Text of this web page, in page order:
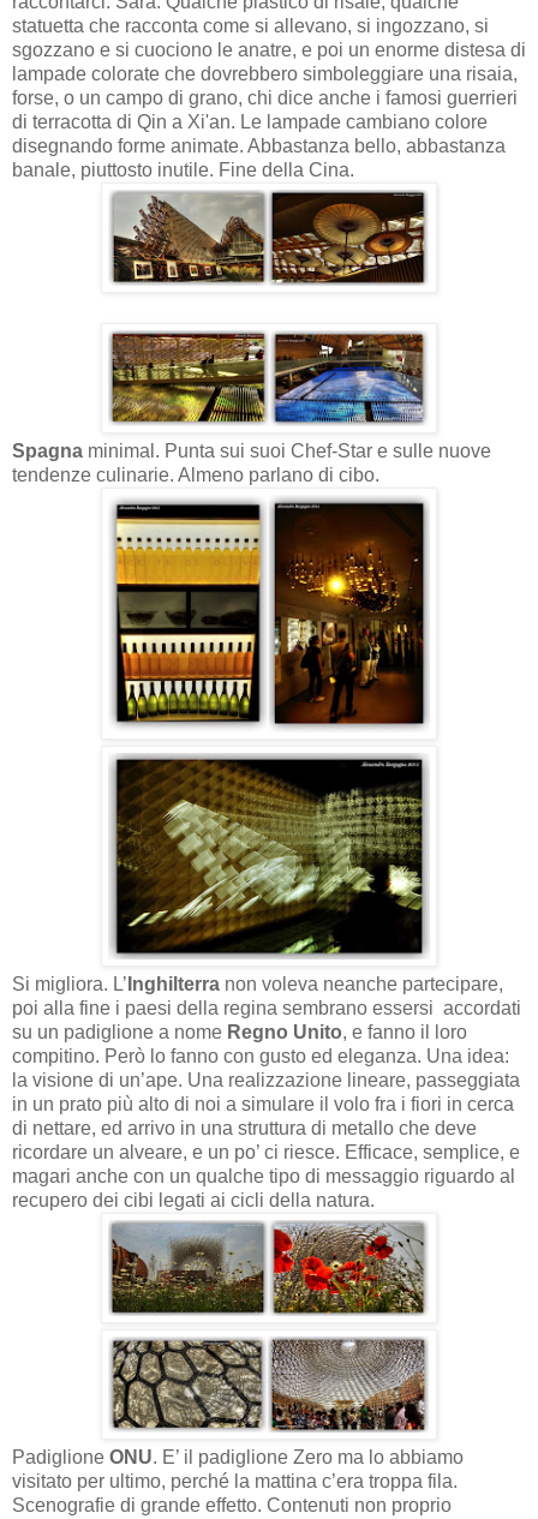
statuetta che racconta come si allevano, si ingozzano, si
sgozzano e si cuociono le anatre, e poi un enorme distesa di
lampade colorate che dovrebbero simboleggiare una risaia,
forse, o un campo di grano, chi dice anche i famosi guerrieri
di terracotta di Qin a Xi'an. Le lampade cambiano colore
disegnando forme animate. Abbastanza bello, abbastanza
banale, piuttosto inutile. Fine della Cina.
Spagna minimal. Punta sui suoi Chef-Star e sulle nuove
tendenze culinarie. Almeno parlano di cibo.
Si migliora. L’ Inghilterra non voleva neanche partecipare,
poi alla fine i paesi della regina sembrano essersi accordati
su un padiglione a nome Regno Unito, e fanno il loro
compitino. Però lo fanno con gusto ed eleganza. Una idea:
la visione di un’ape. Una realizzazione lineare, passeggiata
in un prato più alto di noi a simulare il volo fra i fiori in cerca
di nettare, ed arrivo in una struttura di metallo che deve
ricordare un alveare, e un po’ ci riesce. Efficace, semplice, e
magari anche con un qualche tipo di messaggio riguardo al
recupero dei cibi legati ai cicli della natura.
Padiglione ONU. E’ il padiglione Zero ma lo abbiamo
visitato per ultimo, perché la mattina c’era troppa fila.
Scenografie di grande effetto. Contenuti non proprio